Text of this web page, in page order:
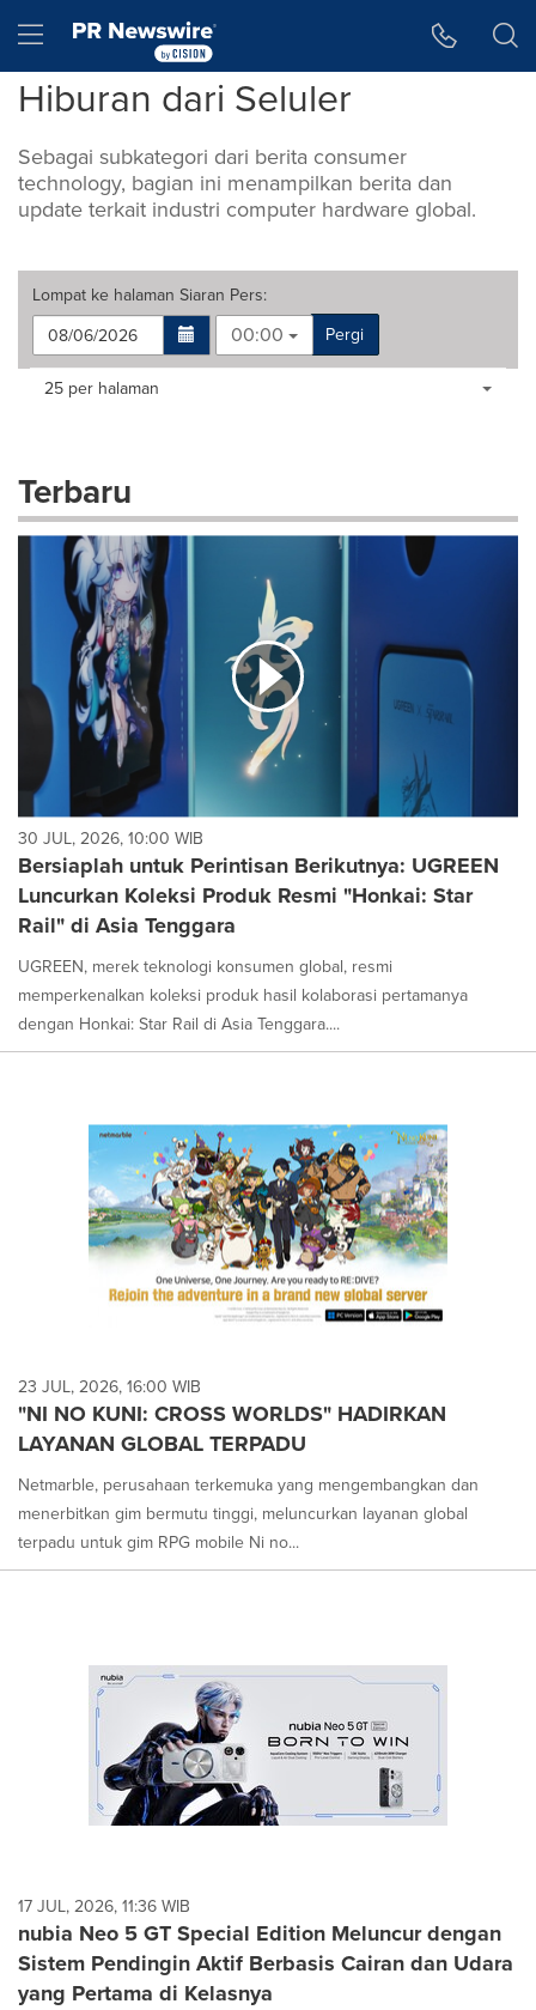
Hamburger menu
Hiburan dari Seluler
Sebagai subkategori dari berita consumer
technology, bagian ini menampilkan berita dan
update terkait industri computer hardware global.
Lompat ke halaman Siaran Pers:
00:00
Pergi
Making
dropdown
will
cause
content
change.
News
listings
will
update
each
option
is
selected.
Items per page:
25 per halaman
Terbaru
30 JUL, 2026, 10:00 WIB
Bersiaplah untuk Perintisan Berikutnya: UGREEN
Luncurkan Koleksi Produk Resmi "Honkai: Star
Rail" di Asia Tenggara
UGREEN, merek teknologi konsumen global, resmi
memperkenalkan koleksi produk hasil kolaborasi pertamanya
dengan Honkai: Star Rail di Asia Tenggara....
23 JUL, 2026, 16:00 WIB
"NI NO KUNI: CROSS WORLDS" HADIRKAN
LAYANAN GLOBAL TERPADU
Netmarble, perusahaan terkemuka yang mengembangkan dan
menerbitkan gim bermutu tinggi, meluncurkan layanan global
terpadu untuk gim RPG mobile Ni no...
17 JUL, 2026, 11:36 WIB
nubia Neo 5 GT Special Edition Meluncur dengan
Sistem Pendingin Aktif Berbasis Cairan dan Udara
yang Pertama di Kelasnya